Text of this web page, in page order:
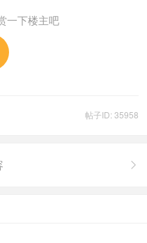
一下楼主吧
帖子ID: 35958
